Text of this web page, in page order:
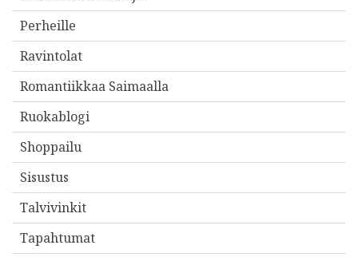
Perheille
Ravintolat
Romantiikkaa Saimaalla
Ruokablogi
Shoppailu
Sisustus
Talvivinkit
Tapahtumat